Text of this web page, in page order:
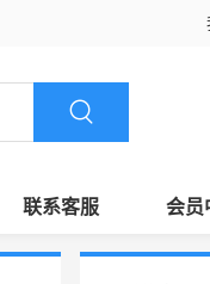
联系客服 会员